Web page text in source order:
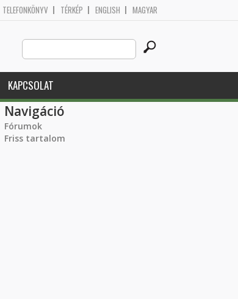
TELEFONKÖNYV TÉRKÉP ENGLISH MAGYAR
Search
this
site
KAPCSOLAT
Navigáció
Fórumok
Friss tartalom